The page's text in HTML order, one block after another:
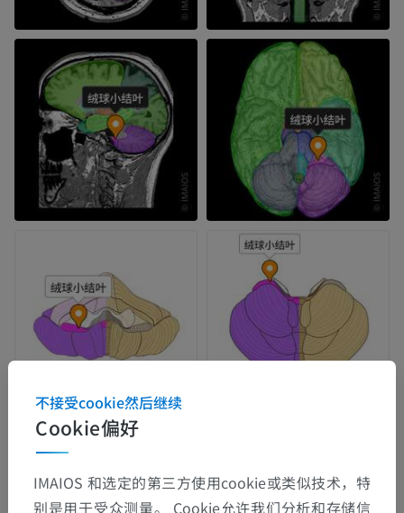
Cookie偏好
不接受cookie然后继续
IMAIOS 和选定的第三方使用cookie或类似技术，特
别是用于受众测量。 Cookie允许我们分析和存储信